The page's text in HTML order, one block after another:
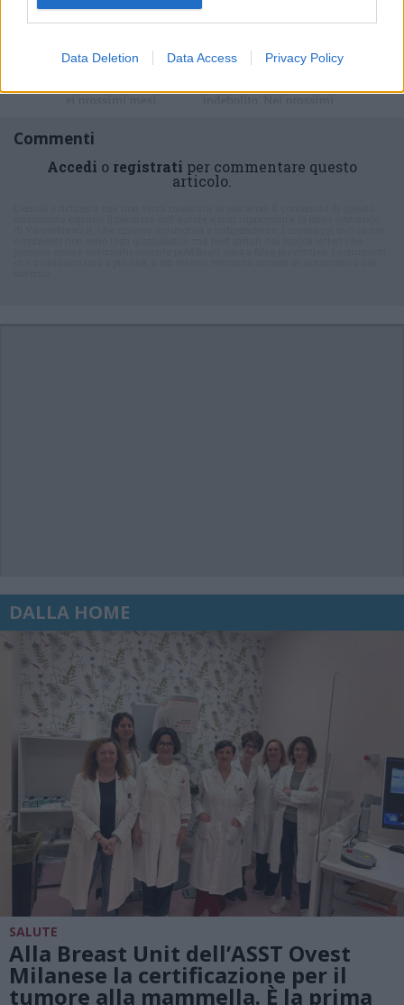
Data Deletion Data Access Privacy Policy
Commenti
Accedi o registrati per commentare questo
articolo.
DALLA HOME
SALUTE
Alla Breast Unit dell’ASST Ovest
Milanese la certificazione per il
tumore alla mammella. È la prima